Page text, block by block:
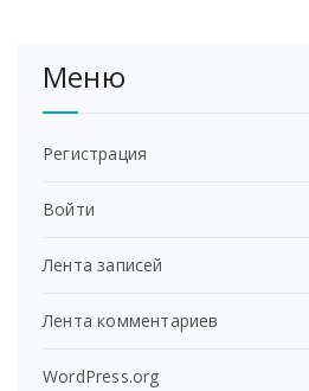
Меню
Регистрация
Войти
Лента записей
Лента комментариев
WordPress.org